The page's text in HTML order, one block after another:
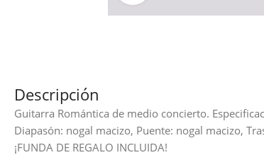
Descripción
Guitarra Romántica de medio concierto.
Diapasón: nogal macizo, Puente: nogal macizo,
¡FUNDA DE REGALO INCLUIDA!